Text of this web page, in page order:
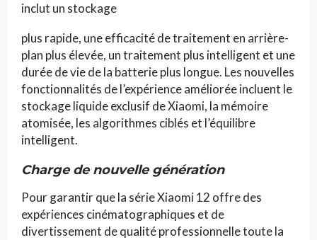
inclut un stockage
plus rapide, une efficacité de traitement en arrière-
plan plus élevée, un traitement plus intelligent et une
durée de vie de la batterie plus longue. Les nouvelles
fonctionnalités de l’expérience améliorée incluent le
stockage liquide exclusif de Xiaomi, la mémoire
atomisée, les algorithmes ciblés et l’équilibre
intelligent.
Charge de nouvelle génération
Pour garantir que la série Xiaomi 12 offre des
expériences cinématographiques et de
divertissement de qualité professionnelle toute la